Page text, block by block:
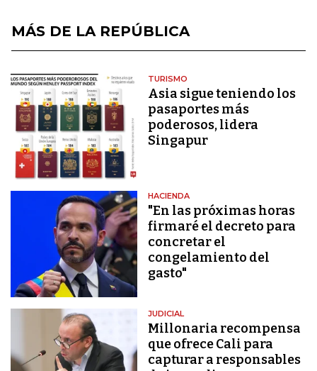
MÁS DE LA REPÚBLICA
TURISMO
Asia sigue teniendo los
pasaportes más
poderosos, lidera
Singapur
HACIENDA
"En las próximas horas
firmaré el decreto para
concretar el
congelamiento del
gasto"
JUDICIAL
Millonaria recompensa
que ofrece Cali para
capturar a responsables